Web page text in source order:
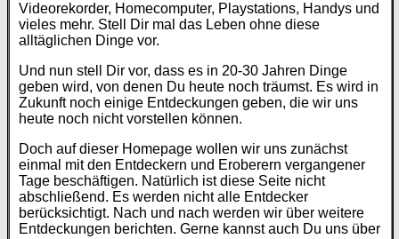
Videorekorder, Homecomputer, Playstations, Handys und
vieles mehr. Stell Dir mal das Leben ohne diese
alltäglichen Dinge vor.
Und nun stell Dir vor, dass es in 20-30 Jahren Dinge
geben wird, von denen Du heute noch träumst. Es wird in
Zukunft noch einige Entdeckungen geben, die wir uns
heute noch nicht vorstellen können.
Doch auf dieser Homepage wollen wir uns zunächst
einmal mit den Entdeckern und Eroberern vergangener
Tage beschäftigen. Natürlich ist diese Seite nicht
abschließend. Es werden nicht alle Entdecker
berücksichtigt. Nach und nach werden wir über weitere
Entdeckungen berichten. Gerne kannst auch Du uns über